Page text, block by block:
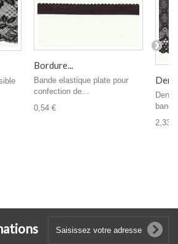
Bordure...
Bande elastique plate pour
confection de...
0,54 €
2,33 €